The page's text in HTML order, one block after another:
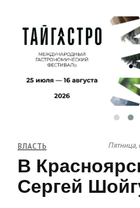
ВЛАСТЬ Пятница,
В
Сергей